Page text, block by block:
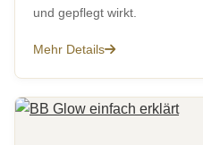
und gepflegt wirkt.
Mehr Details